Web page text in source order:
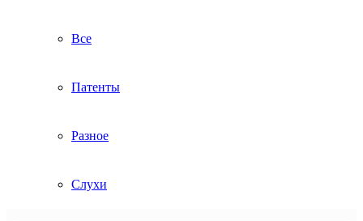
Все
Патенты
Разное
Слухи